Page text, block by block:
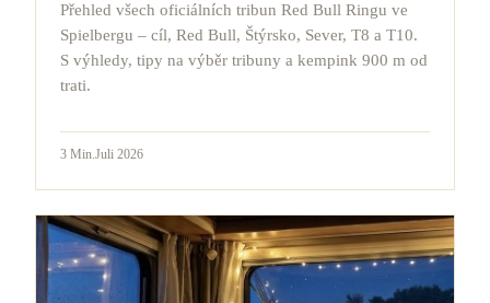
Přehled všech oficiálních tribun Red Bull Ringu ve
Spielbergu – cíl, Red Bull, Štýrsko, Sever, T8 a T10.
S výhledy, tipy na výběr tribuny a kempink 900 m od
trati.
3 Min.Juli 2026